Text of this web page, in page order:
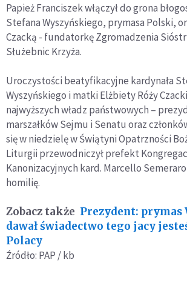
Papież Franciszek włączył do grona
Stefana Wyszyńskiego, prymasa Polski,
Czacką - fundatorkę Zgromadzenia
Służebnic Krzyża.
Uroczystości beatyfikacyjne kardynała
Wyszyńskiego i matki Elżbiety Róży
najwyższych władz państwowych –
marszałków Sejmu i Senatu oraz
się w niedzielę w Świątyni Opatrzności
Liturgii przewodniczył prefekt
Kanonizacyjnych kard. Marcello
homilię.
Zobacz także Prezydent: prymas
dawał świadectwo tego jacy
Polacy
Źródło: PAP / kb